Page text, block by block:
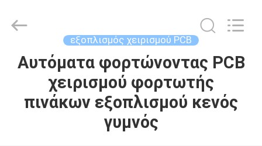
ΣΠΊΤΙ
ΠΡΟΪΌΝΤΑ
Limited.
Reserved.
εξοπλισμός χειρισμού PCB
Αυτόματα φορτώνοντας PCB
χειρισμού φορτωτής
πινάκων εξοπλισμού κενός
γυμνός